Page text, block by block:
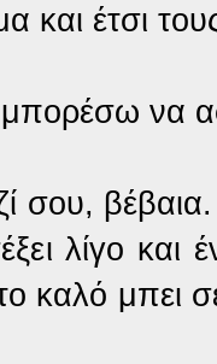
και έτσι
να
σου,
λίγο και
καλό μπει